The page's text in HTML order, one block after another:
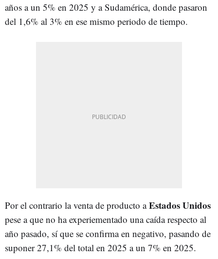
años a un 5% en 2025 y a Sudamérica, donde pasaron
del 1,6% al 3% en ese mismo periodo de tiempo.
Por el contrario la venta de producto aEstados Unidos
pese a que no ha experiementado una caída respecto al
año pasado, sí que se confirma en negativo, pasando de
suponer 27,1% del total en 2025 a un 7% en 2025.